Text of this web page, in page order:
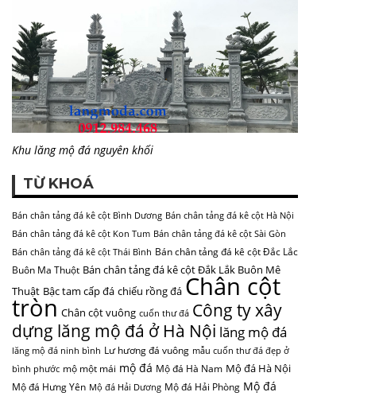
Khu lăng mộ đá nguyên khối
TỪ KHOÁ
Bán chân tảng đá kê cột Bình Dương Bán chân tảng đá kê cột Hà Nội
Bán chân tảng đá kê cột Kon Tum Bán chân tảng đá kê cột Sài Gòn
Bán chân tảng đá kê cột Thái Bình Bán chân tảng đá kê cột Đắc Lắc
Buôn Ma Thuột Bán chân tảng đá kê cột Đắk Lắk Buôn Mê
Thuật Bậc tam cấp đá chiếu rồng đá Chân cột
tròn Chân cột vuông cuốn thư đá Công ty xây
dựng lăng mộ đá ở Hà Nội lăng mộ đá
lăng mộ đá ninh bình Lư hương đá vuông mẫu cuốn thư đá đẹp ở
bình phước mộ một mái mộ đá Mộ đá Hà Nam Mộ đá Hà Nội
Mộ đá Hưng Yên Mộ đá Hải Dương Mộ đá Hải Phòng Mộ đá